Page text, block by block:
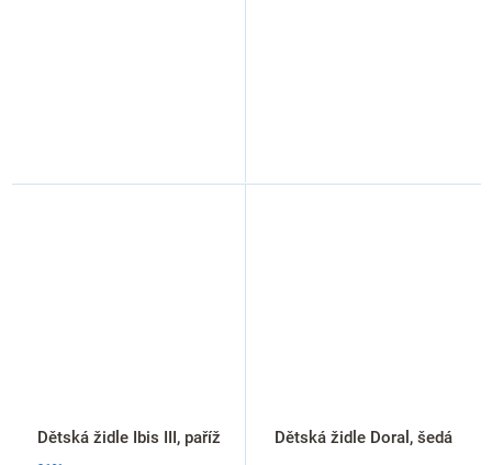
Dětská židle Ibis III, paříž Dětská židle Doral, šedá